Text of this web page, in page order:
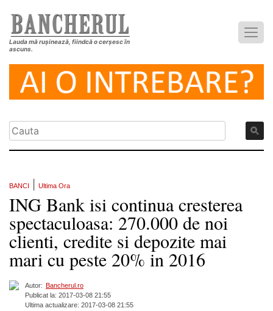
Lauda mă rușinează, fiindcă o cerșesc în
ascuns.
BANCI Ultima Ora
ING Bank isi continua cresterea
spectaculoasa: 270.000 de noi
clienti, credite si depozite mai
mari cu peste 20% in 2016
Autor: Bancherul.ro
Publicat la: 2017-03-08 21:55
Ultima actualizare: 2017-03-08 21:55